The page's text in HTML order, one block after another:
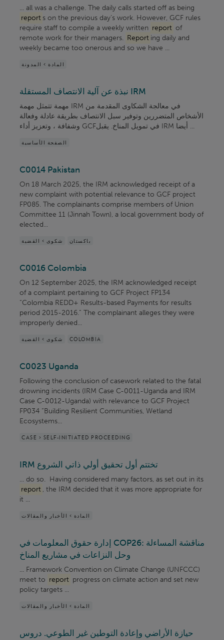
... all was a challenge. The daily calls started off as being
report s on the previous day’s work. However, GCF rules
require staff to compile a weekly written report of
remote work for their managers. Report ing daily and
weekly became too onerous and so we have ...
المادة > المدونة
نبذة عن آلية الانتصاف المستقلة IRM
مهمة تتمثل مهمة IRM في معالجة الشكاوى المقدمة من
الأشخاص المتضررين وتوفير سبل الانتصاف بطريقة عادلة وفعالة
وشفافة ، وتعزيز أداء GCFفي تمويل المناخ. يقبل IRM أيضا ...
الصفحة الأساسية
C0014 Pakistan
On 18 March 2025, the IRM acknowledged receipt of a
new complaint with potential relevance to GCF project
FP085. The complainants comprise members of Union
Committee 11 (Jinnah Town), a local government body of
elected...
شكوى > القضية باكستان
C0016 Colombia
On 12 September 2025, the IRM acknowledged receipt
of a complaint pertaining to GCF Project FP134
“Colombia REDD+ Results-based Payments for results
period 2015-2016.” The complainant alleges they were
improperly denied...
شكوى > القضية COLOMBIA
C0023 Uganda
Following the conclusion of casework related to the fatal
drowning incidents (IRM Case C-0011-Uganda and IRM
Case C-0012-Uganda) with relevance to GCF Project
FP034 “Building Resilient Communities, Wetland
Ecosystems...
CASE > SELF-INITIATED PROCEEDING
IRM تختتم أول تحقيق أولي ذاتي الشروع
... do so. Having considered many factors, as set out in its
report , the IRM decided that it was more appropriate for
it ...
المادة > الأخبار والمقالات
إدارة حقوق المعلومات في COP26: مناقشة المساءلة
وحل النزاعات في مشاريع المناخ
... Framework Convention on Climate Change (UNFCCC)
meet to report progress on climate action and set new
policy targets ...
المادة > الأخبار والمقالات
حيازة الأراضي وإعادة التوطين غير الطوعي. دروس